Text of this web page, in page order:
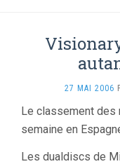
27 MAI 2006
Le classement
semaine en
Les dualdiscs de